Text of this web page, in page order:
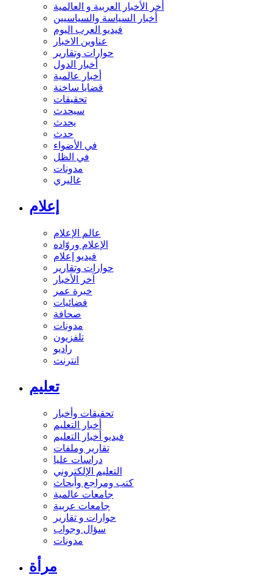
أخر الأخبار العربية و العالمية
أخبار السياسة والسياسيين
فيديو العرب اليوم
عناوين الاخبار
حوارات وتقارير
أخبار الدول
أخبار عالمية
قضايا ساخنة
تحقيقات
سيحدث
يحدث
حدث
في الأضواء
في الظل
مدونات
غاليري
إعلام
عالم الإعلام
الإعلام وروّاده
فيديو إعلام
حوارات وتقارير
آخر الأخبار
خبرة عمر
فضائيات
صحافة
مدونات
تلفزيون
راديو
انترنت
تعليم
تحقيقات وأخبار
أخبار التعليم
فيديو أخبار التعليم
تقارير وملفات
دراسات عليا
التعليم الإلكتروني
كتب ومراجع وأبحاث
جامعات عالمية
جامعات عربية
حوارات و تقارير
سؤال وجواب
مدونات
مرأة